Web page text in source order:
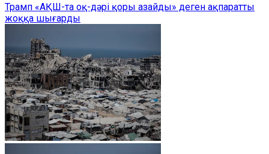
Трамп «АҚШ-та оқ-дәрі қоры азайды» деген ақпаратты
жоққа шығарды